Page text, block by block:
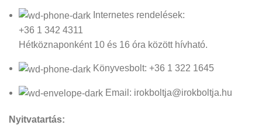
Internetes rendelések:
+36 1 342 4311
Hétköznaponként 10 és 16 óra között hívható.
Könyvesbolt: +36 1 322 1645
Email: irokboltja@irokboltja.hu
Nyitvatartás: